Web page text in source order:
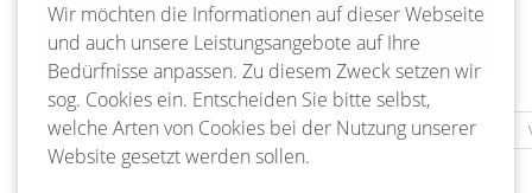
Seite 159 von 217
Anfang
Zurück 156 157 158 159 160 161
Wir möchten die Informationen auf dieser Webseite
und auch unsere Leistungsangebote auf Ihre
Bedürfnisse anpassen. Zu diesem Zweck setzen wir
sog. Cookies ein. Entscheiden Sie bitte selbst,
welche Arten von Cookies bei der Nutzung unserer
Website gesetzt werden sollen.